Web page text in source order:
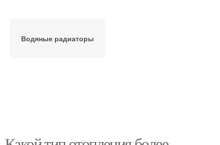
Водяные радиаторы